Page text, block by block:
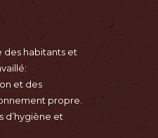
des habitants et
et des
propre.
d’hygiène et